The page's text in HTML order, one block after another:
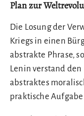
Plan zur
Die Losung der
Kriegs in einen
abstrakte Phrase,
Lenin verstand
abstraktes
praktische